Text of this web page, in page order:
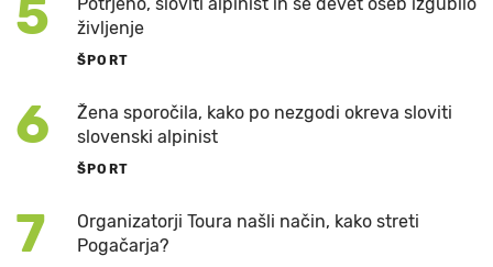
5
Potrjeno, sloviti alpinist in še devet oseb izgubilo
življenje
ŠPORT
6
Žena sporočila, kako po nezgodi okreva sloviti
slovenski alpinist
ŠPORT
7
Organizatorji Toura našli način, kako streti
Pogačarja?